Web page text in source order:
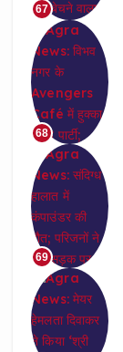
67
68
69